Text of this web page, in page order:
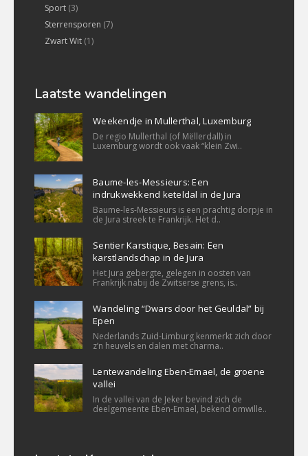
Sport (3)
Sterrensporen (7)
Zwart Wit (1)
Laatste wandelingen
Weekendje in Mullerthal, Luxemburg
De regio Mullerthal (of Mëllerdall) in
Luxemburg wordt ook vaak “klein Zwi..
Baume-les-Messieurs: Een
indrukwekkend keteldal in de Jura
Baume-les-Messieurs is een prachtig dorpje in
de Jura streek te Frankrijk. Het d..
Sentier Karstique, Besain: Een
karstlandschap in de Jura
Het Jura gebergte, gelegen in oosten van
Frankrijk nabij de Zwitserse grens, is..
Wandeling “Dwars door het Geuldal” bij
Epen
Nederlands Zuid-Limburg kenmerkt zich door
z’n heuvels en dalen met charma..
Lentewandeling Eben-Emael, de groene
vallei
In de vallei van de Jeker bevind zich de
deelgemeente Eben-Emael, bekend omwille..